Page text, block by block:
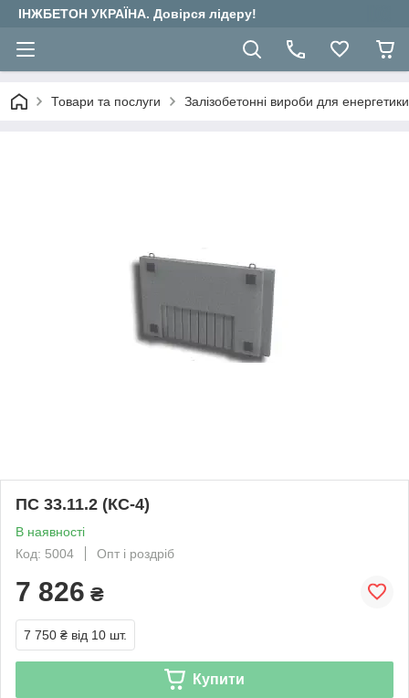
ІНЖБЕТОН УКРАЇНА. Довірся лідеру!
Товари та послуги Залізобетонні вироби для енергетики
ПС 33.11.2 (КС-4)
В наявності
Код: 5004
Опт і роздріб
7 826 ₴
7 750 ₴ від 10 шт.
Купити